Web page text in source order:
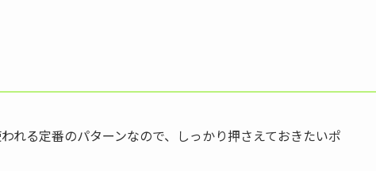
れる定番のパターンなので、しっかり押さえておきたいポ